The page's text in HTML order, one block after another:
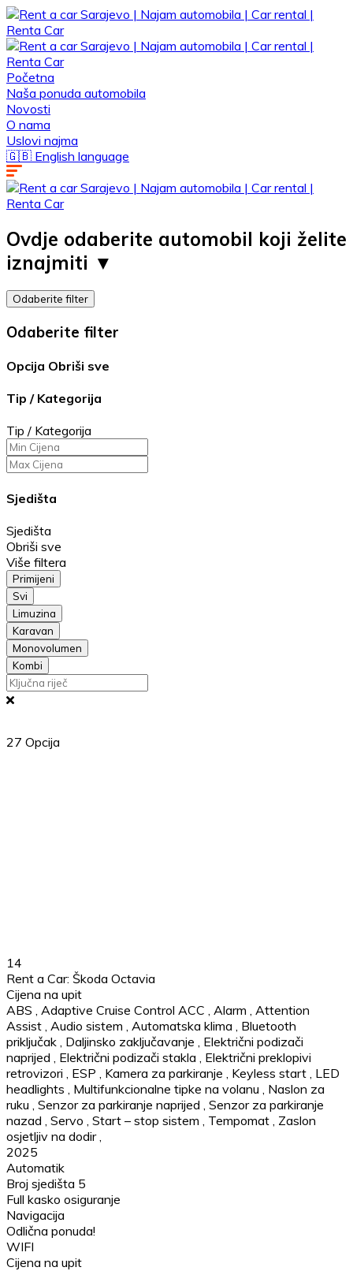
Početna
Naša ponuda automobila
Novosti
O nama
Uslovi najma
🇬🇧 English language
Ovdje odaberite automobil koji želite
iznajmiti ▼ ​
Odaberite filter
Odaberite filter
Opcija Obriši sve
Tip / Kategorija
Tip / Kategorija
Sjedišta
Sjedišta
Obriši sve
Više filtera
Primijeni
Svi
Limuzina
Karavan
Monovolumen
Kombi
27 Opcija
14
Rent a Car: Škoda Octavia
Cijena na upit
ABS
Adaptive Cruise Control ACC Alarm
Attention
Assist Audio sistem Automatska klima
Bluetooth
priključak Daljinsko zaključavanje
Električni podizači
naprijed
Električni podizači stakla
Električni preklopivi
retrovizori
ESP Kamera za parkiranje Keyless start LED
headlights
Multifunkcionalne tipke na volanu
Naslon za
ruku Senzor za parkiranje naprijed Senzor za parkiranje
nazad Servo Start – stop sistem Tempomat Zaslon
osjetljiv na dodir
2025
Automatik
Broj sjedišta 5
Full kasko osiguranje
Navigacija
Odlična ponuda!
WIFI
Cijena na upit